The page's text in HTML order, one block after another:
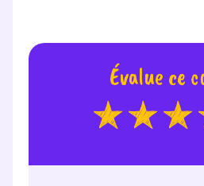
Évalue ce